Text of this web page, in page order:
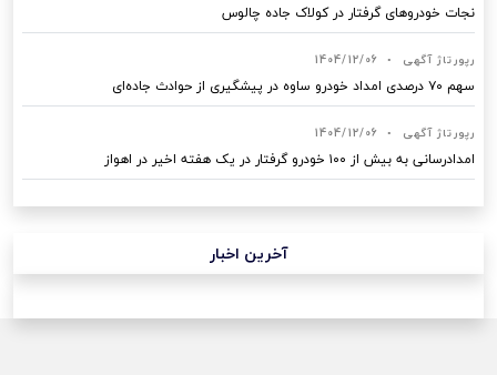
نجات خودروهای گرفتار در کولاک جاده چالوس
رپورتاژ آگهی •
1404/12/06
سهم ۷۰ درصدی امداد خودرو ساوه در پیشگیری از حوادث جاده‌ای
رپورتاژ آگهی •
1404/12/06
امدادرسانی به بیش از ۱۰۰ خودرو گرفتار در یک هفته اخیر در اهواز
آخرین اخبار